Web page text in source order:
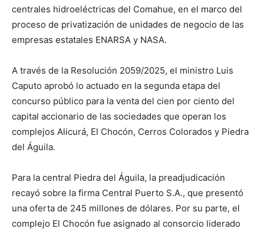
centrales hidroeléctricas del Comahue, en el marco del
proceso de privatización de unidades de negocio de las
empresas estatales ENARSA y NASA.
A través de la Resolución 2059/2025, el ministro Luis
Caputo aprobó lo actuado en la segunda etapa del
concurso público para la venta del cien por ciento del
capital accionario de las sociedades que operan los
complejos Alicurá, El Chocón, Cerros Colorados y Piedra
del Águila.
Para la central Piedra del Águila, la preadjudicación
recayó sobre la firma Central Puerto S.A., que presentó
una oferta de 245 millones de dólares. Por su parte, el
complejo El Chocón fue asignado al consorcio liderado